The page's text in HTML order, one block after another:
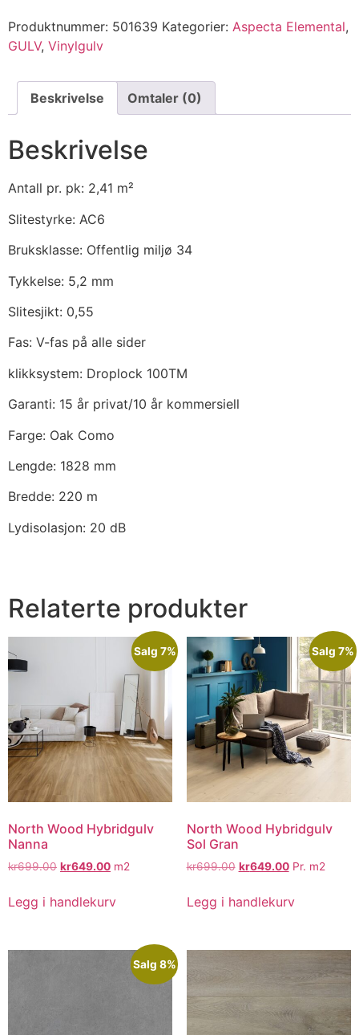
Produktnummer: 501639 Kategorier: Aspecta Elemental,
GULV, Vinylgulv
Beskrivelse Omtaler (0)
Beskrivelse
Antall pr. pk: 2,41 m²
Slitestyrke: AC6
Bruksklasse: Offentlig miljø 34
Tykkelse: 5,2 mm
Slitesjikt: 0,55
Fas: V-fas på alle sider
klikksystem: Droplock 100TM
Garanti: 15 år privat/10 år kommersiell
Farge: Oak Como
Lengde: 1828 mm
Bredde: 220 m
Lydisolasjon: 20 dB
Relaterte produkter
Salg 7%
North Wood Hybridgulv
Nanna
kr699.00 kr649.00 m2
Legg i handlekurv
Salg 7%
North Wood Hybridgulv
Sol Gran
kr699.00 kr649.00Pr. m2
Legg i handlekurv
Salg 8%